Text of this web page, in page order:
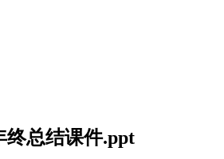
终总结课件.ppt